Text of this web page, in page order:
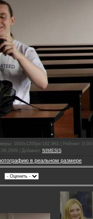
: 1600x1200px/182.9Kb | Рейтинг: 0.0/0
| Добавил: NIMESIS
в реальном размере